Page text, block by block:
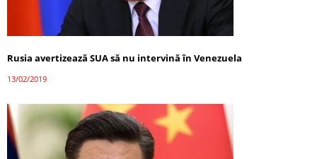
Rusia avertizează SUA să nu intervină în Venezuela
13/02/2019